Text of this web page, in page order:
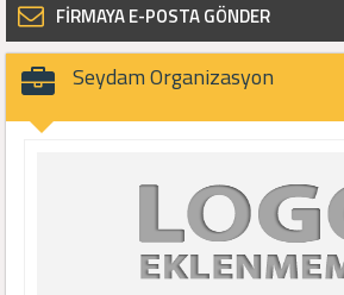
FİRMAYA E-POSTA GÖNDER
Seydam Organizasyon